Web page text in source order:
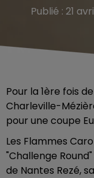
Publié : 21
Pour la 1ère fois
Charleville-
pour une coupe
Les Flammes
"Challenge
de Nantes Rezé,